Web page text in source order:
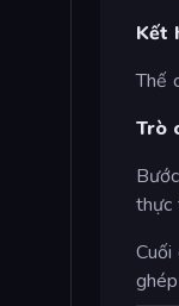
Kết
Thế
Trò
thực
Cuối